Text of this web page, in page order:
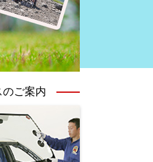
ご案内